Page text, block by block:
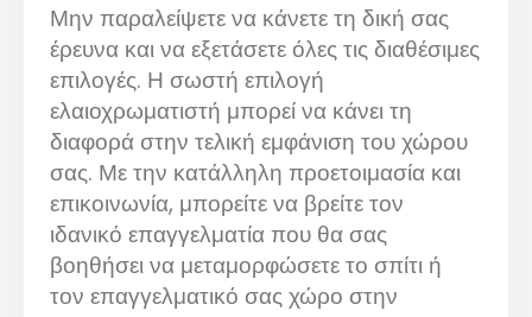
Μην παραλείψετε να κάνετε τη δική σας
έρευνα και να εξετάσετε όλες τις διαθέσιμες
επιλογές. Η σωστή επιλογή
ελαιοχρωματιστή μπορεί να κάνει τη
διαφορά στην τελική εμφάνιση του χώρου
σας. Με την κατάλληλη προετοιμασία και
επικοινωνία, μπορείτε να βρείτε τον
ιδανικό επαγγελματία που θα σας
βοηθήσει να μεταμορφώσετε το σπίτι ή
τον επαγγελματικό σας χώρο στην